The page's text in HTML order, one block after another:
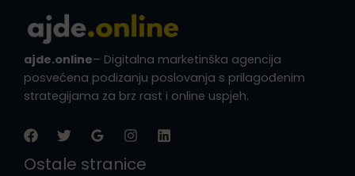
dobiti
i
kako
početi
ajde.online– Digitalna marketinška agencija
posvećena podizanju poslovanja s prilagođenim
strategijama za brz rast i online uspjeh.
Ostale stranice